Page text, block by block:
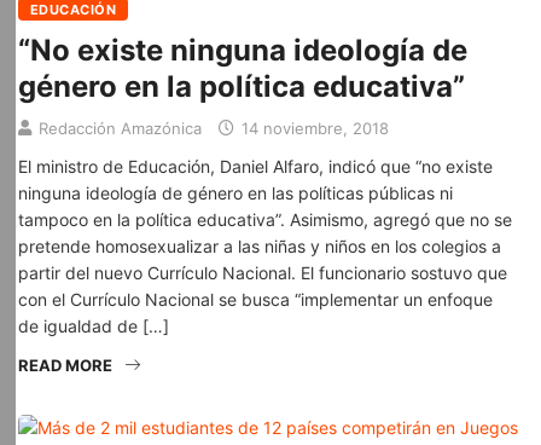
EDUCACIÓN
“No existe ninguna ideología de
género en la política educativa”
Redacción Amazónica 14 noviembre, 2018
El ministro de Educación, Daniel Alfaro, indicó que “no existe
ninguna ideología de género en las políticas públicas ni
tampoco en la política educativa”. Asimismo, agregó que no se
pretende homosexualizar a las niñas y niños en los colegios a
partir del nuevo Currículo Nacional. El funcionario sostuvo que
con el Currículo Nacional se busca “implementar un enfoque
de igualdad de […]
READ MORE